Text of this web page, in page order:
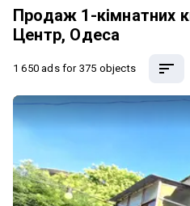
Продаж 1-кімнатних
Центр, Одеса
1 650 ads for 375 objects